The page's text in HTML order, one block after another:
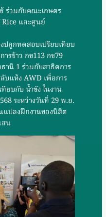
ร่วมกับคณะเกษตร
และศูนย์
ปลูกทดสอบเปรียบเทียบ
รข้าว กข113 กข79
านี 1 ร่วมกับสาธิตการ
บแห้ง AWD เพื่อการ
ยบกับ น้ำขัง ในงาน
ระหว่างวันที่ 29 พ.ย.
แปลงฝึกงานของนิสิต
น